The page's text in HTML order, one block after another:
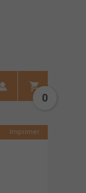
0
Imprimer